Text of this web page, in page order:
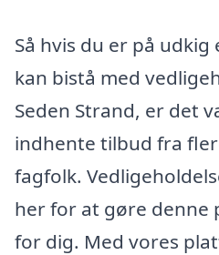
Så hvis du er på
kan bistå med
Seden Strand, er det
indhente tilbud fra
fagfolk.
her for at gøre denne
for dig. Med vores